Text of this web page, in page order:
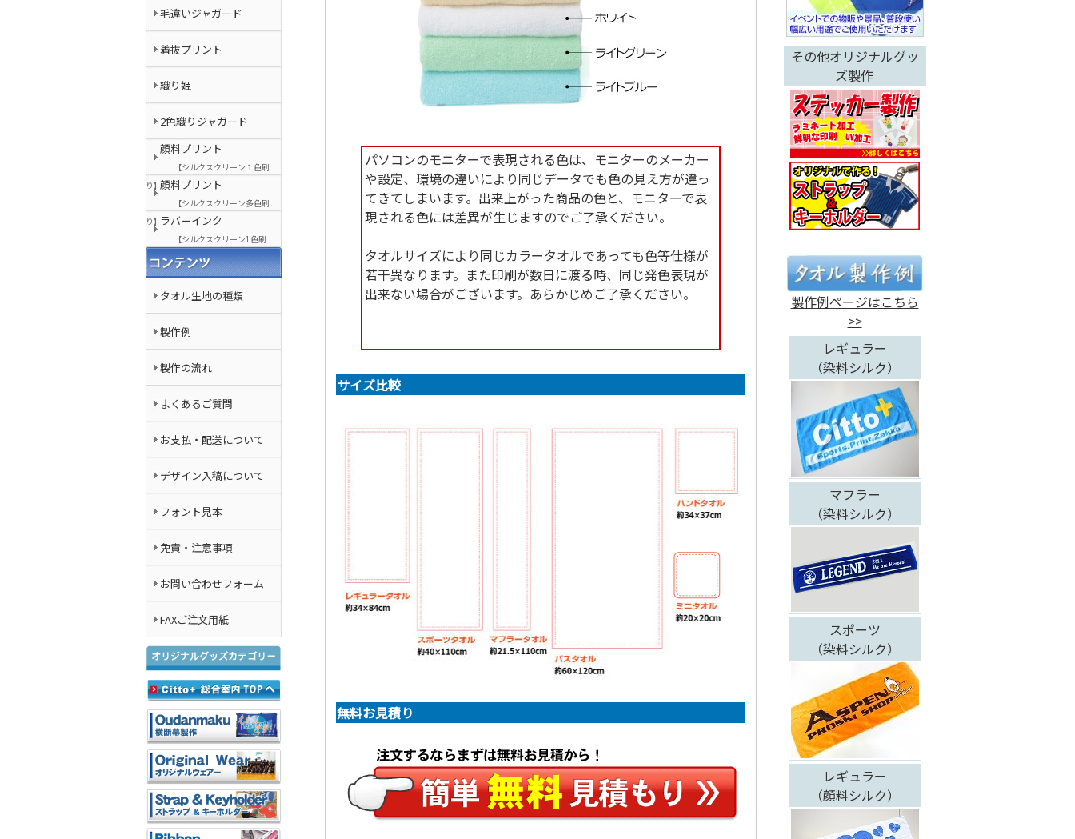
毛違いジャガード
着抜プリント
織り姫
2色織りジャガード
顔料プリント
【シルクスクリーン１色刷
り】顔料プリント
【シルクスクリーン多色刷
り】ラバーインク
【シルクスクリーン1色刷
り】
タオル生地の種類
製作例
製作の流れ
よくあるご質問
お支払・配送について
デザイン入稿について
フォント見本
免責・注意事項
お問い合わせフォーム
FAXご注文用紙
パソコンのモニターで表現される色は、モニターのメーカー
や設定、環境の違いにより同じデータでも色の見え方が違っ
てきてしまいます。出来上がった商品の色と、モニターで表
現される色には差異が生じますのでご了承ください。
タオルサイズにより同じカラータオルであっても色等仕様が
若干異なります。また印刷が数日に渡る時、同じ発色表現が
出来ない場合がございます。あらかじめご了承ください。
サイズ比較
無料お見積り
その他オリジナルグッ
ズ製作
製作例ページはこちら
>>
レギュラー
（染料シルク）
マフラー
（染料シルク）
スポーツ
（染料シルク）
レギュラー
（顔料シルク）